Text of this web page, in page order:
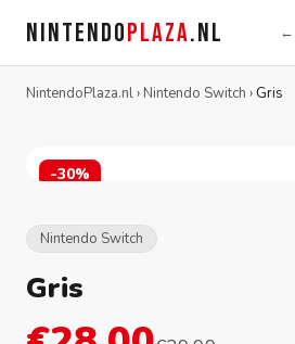
NINTENDOPLAZA.NL ←
NintendoPlaza.nl› Nintendo Switch › Gris
-30%
Nintendo Switch
Gris